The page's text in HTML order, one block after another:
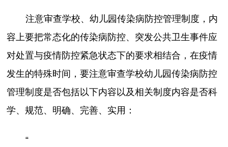
注意审查学校、幼儿园传染病防控管理制度，内
容上要把常态化的传染病防控、突发公共卫生事件应
对处置与疫情防控紧急状态下的要求相结合，在疫情
发生的特殊时间，要注意审查学校幼儿园传染病防控
管理制度是否包括以下内容以及相关制度内容是否科
学、规范、明确、完善、实用：
“